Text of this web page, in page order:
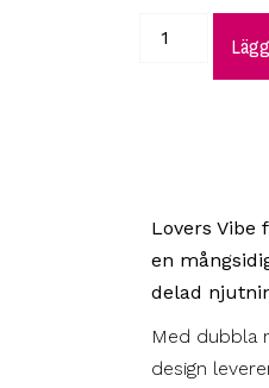
Lovers Vibe
en
delad
Med dubbla
design